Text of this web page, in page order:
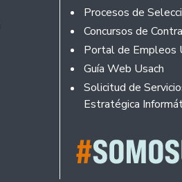
Procesos de
Concursos de
Portal de Empleos
Guía Web Usach
Solicitud de
Estratégica